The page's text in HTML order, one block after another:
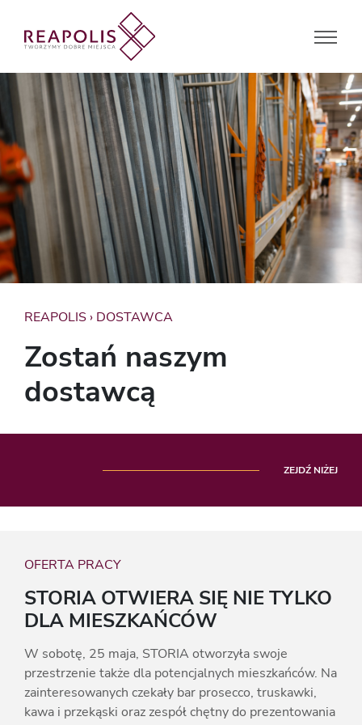
REAPOLIS › DOSTAWCA
Zostań naszym
dostawcą
ZEJDŹ NIŻEJ
OFERTA PRACY
STORIA OTWIERA SIĘ NIE TYLKO
DLA MIESZKAŃCÓW
W sobotę, 25 maja, STORIA otworzyła swoje
przestrzenie także dla potencjalnych mieszkańców. Na
zainteresowanych czekały bar prosecco, truskawki,
kawa i przekąski oraz zespół chętny do prezentowania